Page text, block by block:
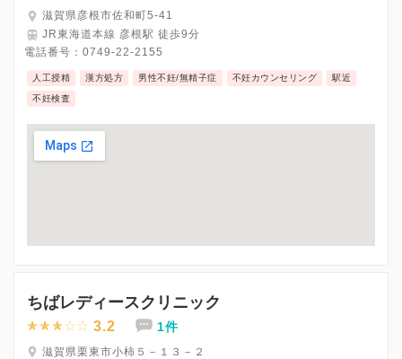
滋賀県彦根市佐和町5-41
JR東海道本線 彦根駅 徒歩9分
電話番号： 0749-22-2155
人工授精 漢方処方 男性不妊/無精子症 不妊カウンセリング 駅近
不妊検査
ちばレディースクリニック
3.2 1件
滋賀県栗東市小柿５－１３－２